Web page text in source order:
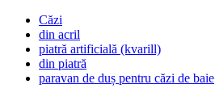
Căzi
din acril
piatră artificială (kvarill)
din piatră
paravan de duș pentru căzi de baie